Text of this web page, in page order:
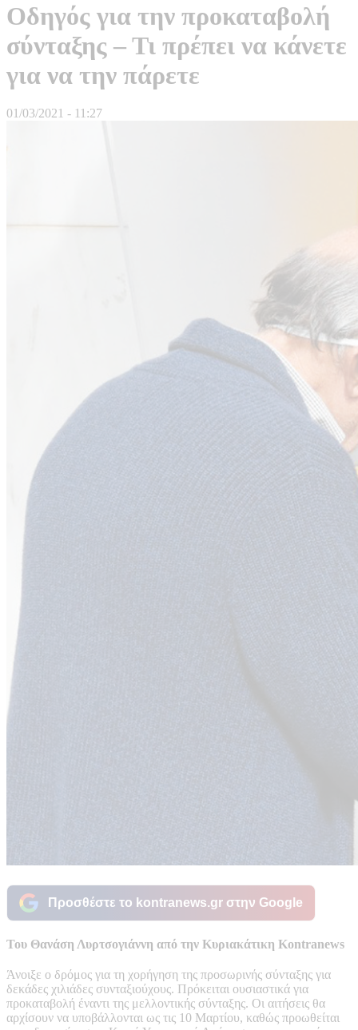
Οδηγός για την προκαταβολή
σύνταξης – Τι πρέπει να κάνετε
για να την πάρετε
01/03/2021 - 11:27
Προσθέστε το kontranews.gr στην Google
Του Θανάση Λυρτσογιάννη από την Κυριακάτικη Kontranews
Άνοιξε ο δρόμος για τη χορήγηση της προσωρινής σύνταξης για
δεκάδες χιλιάδες συνταξιούχους. Πρόκειται ουσιαστικά για
προκαταβολή έναντι της μελλοντικής σύνταξης. Οι αιτήσεις θα
αρχίσουν να υποβάλλονται ως τις 10 Μαρτίου, καθώς προωθείται